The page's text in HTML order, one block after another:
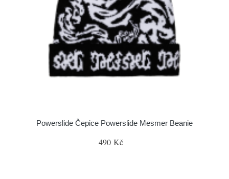
Powerslide Čepice Powerslide Mesmer Beanie
490 Kč